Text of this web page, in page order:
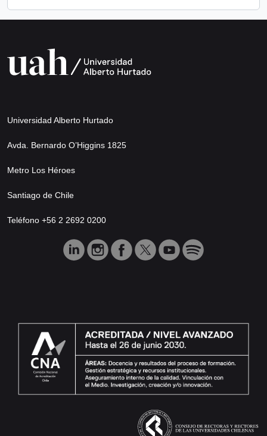
Universidad Alberto Hurtado
Avda. Bernardo O’Higgins 1825
Metro Los Héroes
Santiago de Chile
Teléfono +56 2 2692 0200